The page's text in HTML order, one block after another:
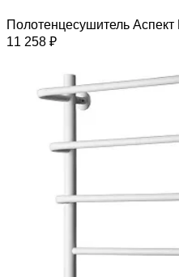
Полотенцесушитель
11 258 ₽